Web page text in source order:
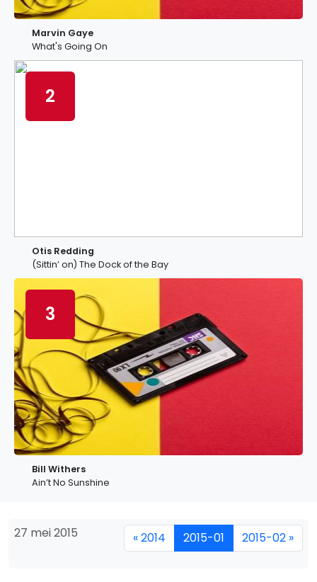
Marvin Gaye
What's Going On
2
Otis Redding
(Sittin’ on) The Dock of the Bay
3
Bill Withers
Ain’t No Sunshine
27 mei 2015 « 2014 2015-01 2015-02 »